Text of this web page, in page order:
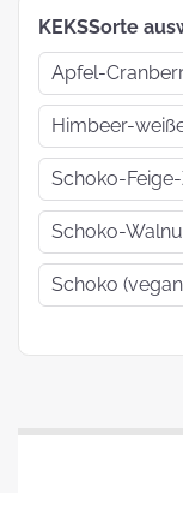
KEKSSorte
Apfel-
Himbeer-
Schoko-
Schoko-
Schoko